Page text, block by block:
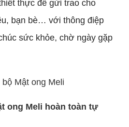
thực để gửi trao cho
bạn bè… với thông điệp
sức khỏe, chờ ngày gặp
ong Meli hoàn toàn tự